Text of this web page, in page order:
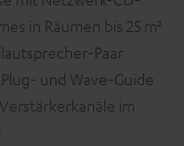
in Räumen bis 25 m²
Paar
und Wave-Guide
im